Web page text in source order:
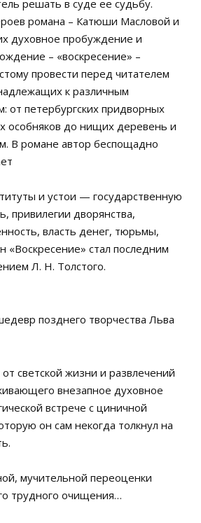
решать в суде ее судьбу.
романа – Катюши Масловой и
духовное пробуждение и
– «воскресение» –
провести перед читателем
к различным
от петербургских придворных
особняков до нищих деревень и
В романе автор беспощадно
и устои — государственную
привилегии дворянства,
власть денег, тюрьмы,
«Воскресение» стал последним
Л. Н. Толстого.
позднего творчества Льва
светской жизни и развлечений
внезапное духовное
встрече с циничной
он сам некогда толкнул на
мучительной переоценки
трудного очищения…